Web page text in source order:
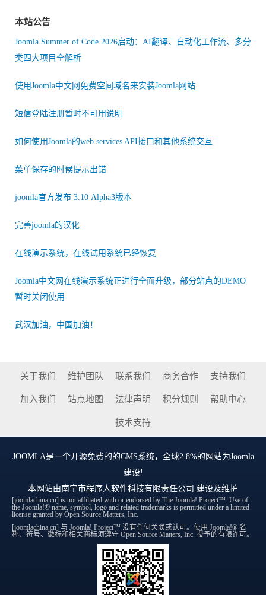
本站公告
Joomla Summer of Code 2026启动：AI翻译、自动化工作流、多分
类四大项目全解析
使用Joomla中文网免费空间域名来安装Joomla网站
短信登陆注册暂时不可用说明
如何使用Joomla的web services API接口和其他系统交互
菜单保存的时候提示出错
joomla官方发布 3.10 Alpha3版本
完善joomla的汉化
在线演示系统，在线试用系统已经恢复
Joomla中文网在线演示系统正进行全面升级，部分站点的DEMO
暂时关闭使用
武汉加油，中国加油！
关于我们 维护团队 联系我们 商务合作 支持我们
加入我们 站点地图 法律声明 积分规则 帮助中心
技术支持
JOOMLA是一个开源免费的的CMS系统，全球2.8%的网站为Joomla
建设!
本网站由南宁市程序人软件科技有限责任公司 .建设及维护
[joomlachina.cn] is not affiliated with or endorsed by The Joomla! Project™. Use of
the Joomla!® name, symbol, logo and related trademarks is permitted under a limited
license granted by Open Source Matters, Inc.
[joomlachina.cn] 与 Joomla! Project™ 没有任何关联或认可。使用 Joomla!® 名
称、符号、徽标和相关商标须遵守 Open Source Matters, Inc. 授予的有限许可。